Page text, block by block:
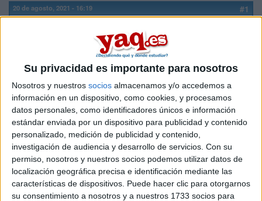
Su privacidad es importante para nosotros
Nosotros y nuestros socios almacenamos y/o accedemos a
información en un dispositivo, como cookies, y procesamos
datos personales, como identificadores únicos e información
estándar enviada por un dispositivo para publicidad y contenido
personalizado, medición de publicidad y contenido,
investigación de audiencia y desarrollo de servicios. Con su
permiso, nosotros y nuestros socios podemos utilizar datos de
localización geográfica precisa e identificación mediante las
características de dispositivos. Puede hacer clic para otorgarnos
su consentimiento a nosotros y a nuestros 1733 socios para
20 de agosto, 2021 - 16:19 #1
Sabéis si es de fiar esta página?
Inicio
Etiquetas: La universidad - un mundo